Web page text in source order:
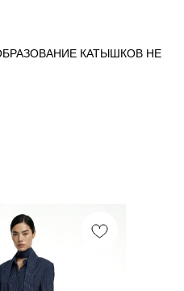
КАТЫШКОВ НЕ